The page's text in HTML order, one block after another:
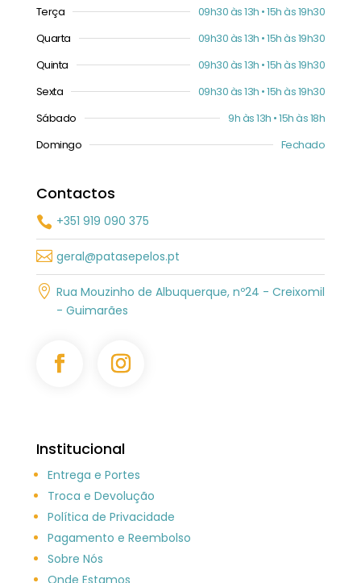
Terça
09h30 às 13h • 15h às 19h30
Quarta
09h30 às 13h • 15h às 19h30
Quinta
09h30 às 13h • 15h às 19h30
Sexta
09h30 às 13h • 15h às 19h30
Sábado
9h às 13h • 15h às 18h
Domingo
Fechado
Contactos
 +351 919 090 375
 geral@patasepelos.pt
 Rua Mouzinho de Albuquerque, nº24 - Creixomil
- Guimarães
Institucional
Entrega e Portes
Troca e Devolução
Política de Privacidade
Pagamento e Reembolso
Sobre Nós